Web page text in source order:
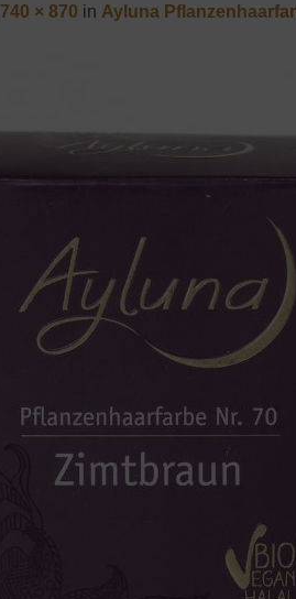
740 × 870 in Ayluna